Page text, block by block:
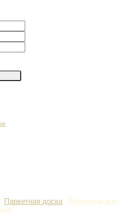
Паркетная доска Паркетная